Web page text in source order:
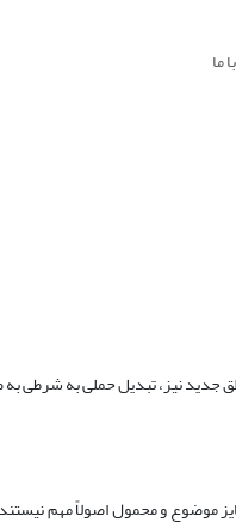
ما
جدید نیز، تبدیل حملی به شرطی
و محمول اصولاً مهم نیستند،